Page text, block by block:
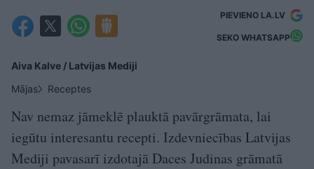
PIEVIENO LA.LV
SEKO WHATSAPP
Aiva Kalve / Latvijas Mediji
Mājas
Receptes
Nav nemaz jāmeklē plauktā pavārgrāmata, lai
iegūtu interesantu recepti. Izdevniecības Latvijas
Mediji pavasarī izdotajā Daces Judinas grāmatā